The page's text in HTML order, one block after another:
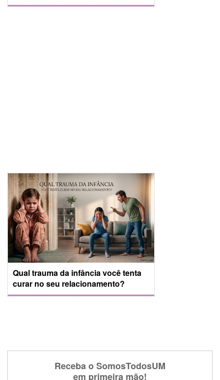
Qual trauma da infância você tenta
curar no seu relacionamento?
Receba o SomosTodosUM
em primeira mão!